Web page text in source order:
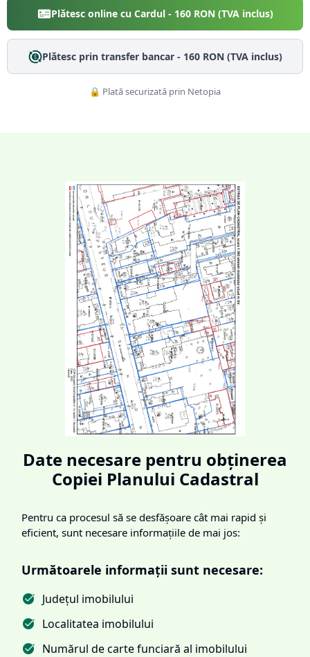
Plătesc online cu Cardul - 160RON (TVA inclus)
Plătesc prin transfer bancar - 160RON (TVA inclus)
🔒 Plată securizată prin Netopia
Date necesare pentru obținerea
Copiei Planului Cadastral
Pentru ca procesul să se desfășoare cât mai rapid și
eficient, sunt necesare informațiile de mai jos:
Următoarele informații sunt necesare:
Județul imobilului
Localitatea imobilului
Numărul de carte funciară al imobilului